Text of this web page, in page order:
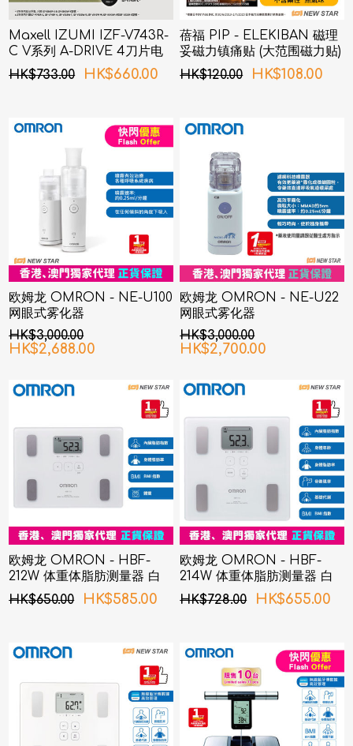
Maxell IZUMI IZF-V743R-
C V系列 A-DRIVE 4刀片电
须刨 (銅色)
HK$733.00 HK$660.00
蓓福 PIP - ELEKIBAN 磁理
妥磁力镇痛贴 (大范围磁力贴)
80MT 6片装
HK$120.00 HK$108.00
欧姆龙 OMRON - NE-U100
网眼式雾化器
HK$3,000.00
HK$2,688.00
欧姆龙 OMRON - NE-U22
网眼式雾化器
HK$3,000.00
HK$2,700.00
欧姆龙 OMRON - HBF-
212W 体重体脂肪测量器 白
色
HK$650.00 HK$585.00
欧姆龙 OMRON - HBF-
214W 体重体脂肪测量器 白
色
HK$728.00 HK$655.00